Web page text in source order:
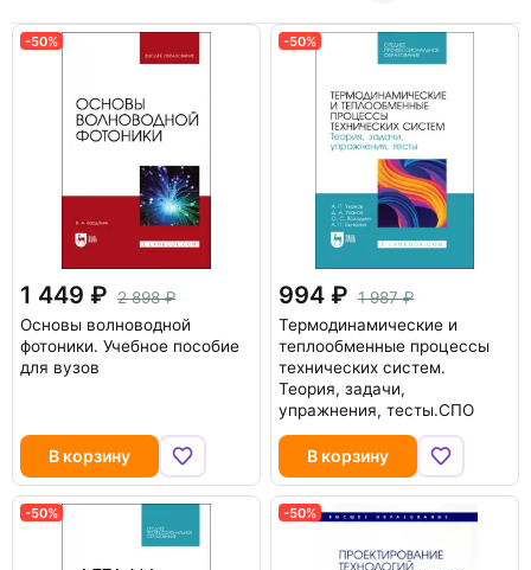
-50%
1 449
2 898
Основы волноводной
фотоники. Учебное пособие
для вузов
В корзину
-50%
994
1 987
Термодинамические и
теплообменные процессы
технических систем.
Теория, задачи,
упражнения, тесты.СПО
В корзину
-50% -50%